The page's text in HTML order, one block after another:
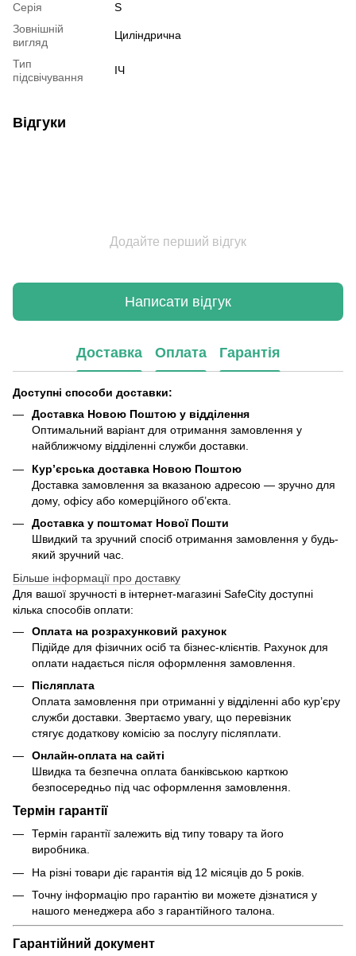
Серія
S
Зовнішній
вигляд
Циліндрична
Тип
підсвічування
ІЧ
Відгуки
Додайте перший відгук
Написати відгук
Доставка Оплата Гарантія
Доступні способи доставки:
Доставка Новою Поштою у відділення
Оптимальний варіант для отримання замовлення у
найближчому відділенні служби доставки.
Кур’єрська доставка Новою Поштою
Доставка замовлення за вказаною адресою — зручно для
дому, офісу або комерційного об’єкта.
Доставка у поштомат Нової Пошти
Швидкий та зручний спосіб отримання замовлення у будь-
який зручний час.
Більше інформації про доставку
Для вашої зручності в інтернет-магазині SafeCity доступні
кілька способів оплати:
Оплата на розрахунковий рахунок
Підійде для фізичних осіб та бізнес-клієнтів. Рахунок для
оплати надається після оформлення замовлення.
Післяплата
Оплата замовлення при отриманні у відділенні або кур’єру
служби доставки. Звертаємо увагу, що перевізник
стягує додаткову комісію за послугу післяплати.
Онлайн-оплата на сайті
Швидка та безпечна оплата банківською карткою
безпосередньо під час оформлення замовлення.
Термін гарантії
Термін гарантії залежить від типу товару та його
виробника.
На різні товари діє гарантія від 12 місяців до 5 років.
Точну інформацію про гарантію ви можете дізнатися у
нашого менеджера або з гарантійного талона.
Гарантійний документ